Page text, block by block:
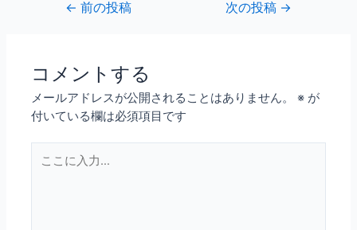
← 前の投稿 次の投稿 →
コメントする
メールアドレスが公開されることはありません。 ※ が
付いている欄は必須項目です
こ